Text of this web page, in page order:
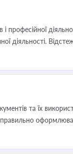
діяльності.
під час
оціночної
та їх